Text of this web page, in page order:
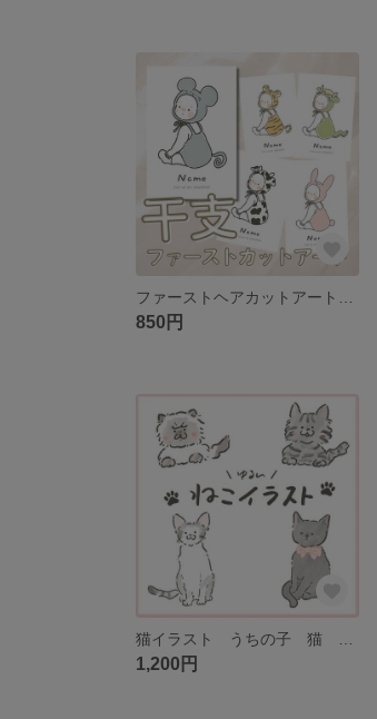
850円
1,200円